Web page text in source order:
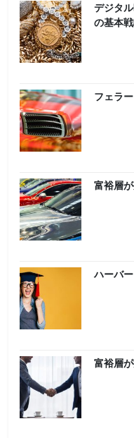
デジタ
の基本
フェラ
富裕層
ハーバ
富裕層